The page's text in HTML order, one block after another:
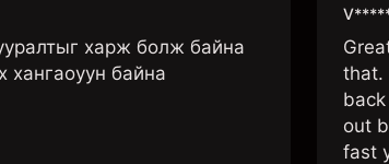
харж болж байна
хангаоуун байна
that.
out
fast